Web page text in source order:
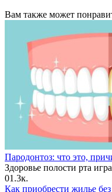
Вам также может
Пародонтоз: что это,
Здоровье полости рта
01.3к.
Как приобрести жилье